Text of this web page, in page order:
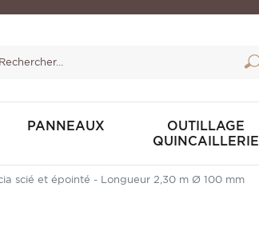
PANNEAUX
OUTILLAGE
QUINCAILLERIE
scié et épointé - Longueur 2,30 m Ø 100 mm